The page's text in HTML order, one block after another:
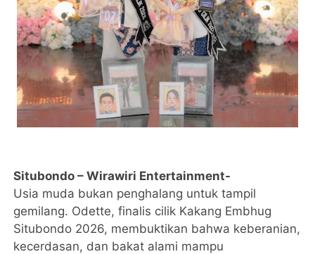
Situbondo – Wirawiri Entertainment-
Usia muda bukan penghalang untuk tampil
gemilang. Odette, finalis cilik Kakang Embhug
Situbondo 2026, membuktikan bahwa keberanian,
kecerdasan, dan bakat alami mampu